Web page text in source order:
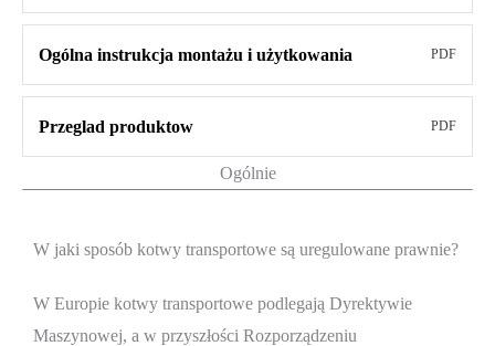
Ogólna instrukcja montażu i użytkowania PDF
Przeglad produktow PDF
Ogólnie
W jaki sposób kotwy transportowe są uregulowane prawnie?
W Europie kotwy transportowe podlegają Dyrektywie
Maszynowej, a w przyszłości Rozporządzeniu